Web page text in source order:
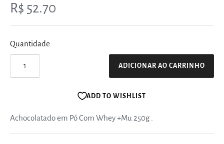
R$ 52.70
Quantidade
ADICIONAR AO CARRINHO
ADD TO WISHLIST
Achocolatado em Pó Com Whey +Mu 250g.